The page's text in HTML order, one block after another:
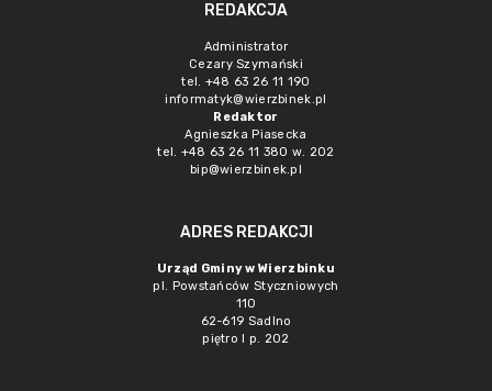
REDAKCJA
Administrator
Cezary Szymański
tel. +48 63 26 11 190
informatyk@wierzbinek.pl
Redaktor
Agnieszka Piasecka
tel. +48 63 26 11 380 w. 202
bip@wierzbinek.pl
ADRES REDAKCJI
Urząd Gminy w Wierzbinku
pl. Powstańców Styczniowych
110
62-619 Sadlno
piętro I p. 202